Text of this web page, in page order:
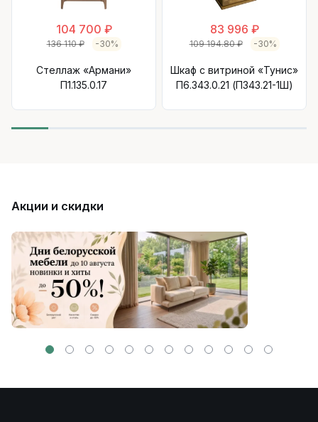
104 700 ₽
136 110 ₽ -30%
Стеллаж «Армани»
П1.135.0.17
83 996 ₽
109 194.80 ₽ -30%
Шкаф с витриной «Тунис»
П6.343.0.21 (П343.21-1Ш)
Акции и скидки